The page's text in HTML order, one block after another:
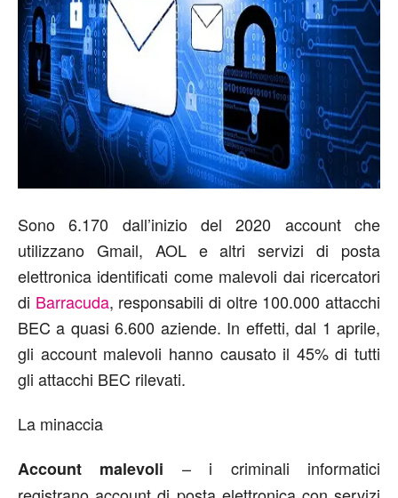
Sono 6.170 dall’inizio del 2020 account che
utilizzano Gmail, AOL e altri servizi di posta
elettronica identificati come malevoli dai ricercatori
di Barracuda, responsabili di oltre 100.000 attacchi
BEC a quasi 6.600 aziende. In effetti, dal 1 aprile,
gli account malevoli hanno causato il 45% di tutti
gli attacchi BEC rilevati.
La minaccia
Account malevoli – i criminali informatici